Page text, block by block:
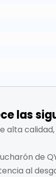
las
alta
de
al